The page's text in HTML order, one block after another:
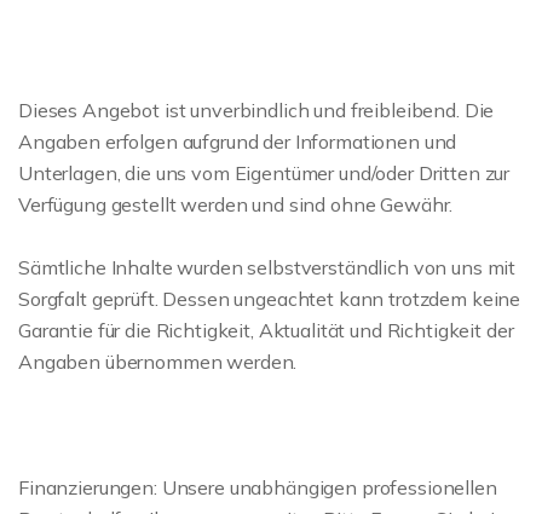
Dieses Angebot ist unverbindlich und freibleibend. Die
Angaben erfolgen aufgrund der Informationen und
Unterlagen, die uns vom Eigentümer und/oder Dritten zur
Verfügung gestellt werden und sind ohne Gewähr.
Sämtliche Inhalte wurden selbstverständlich von uns mit
Sorgfalt geprüft. Dessen ungeachtet kann trotzdem keine
Garantie für die Richtigkeit, Aktualität und Richtigkeit der
Angaben übernommen werden.
Finanzierungen: Unsere unabhängigen professionellen